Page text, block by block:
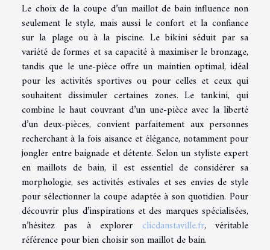
Le choix de la coupe d’un maillot de bain influence non
seulement le style, mais aussi le confort et la confiance
sur la plage ou à la piscine. Le bikini séduit par sa
variété de formes et sa capacité à maximiser le bronzage,
tandis que le une-pièce offre un maintien optimal, idéal
pour les activités sportives ou pour celles et ceux qui
souhaitent dissimuler certaines zones. Le tankini, qui
combine le haut couvrant d’un une-pièce avec la liberté
d’un deux-pièces, convient parfaitement aux personnes
recherchant à la fois aisance et élégance, notamment pour
jongler entre baignade et détente. Selon un styliste expert
en maillots de bain, il est essentiel de considérer sa
morphologie, ses activités estivales et ses envies de style
pour sélectionner la coupe adaptée à son quotidien. Pour
découvrir plus d’inspirations et des marques spécialisées,
n’hésitez pas à explorer clicdanstaville.fr, véritable
référence pour bien choisir son maillot de bain.